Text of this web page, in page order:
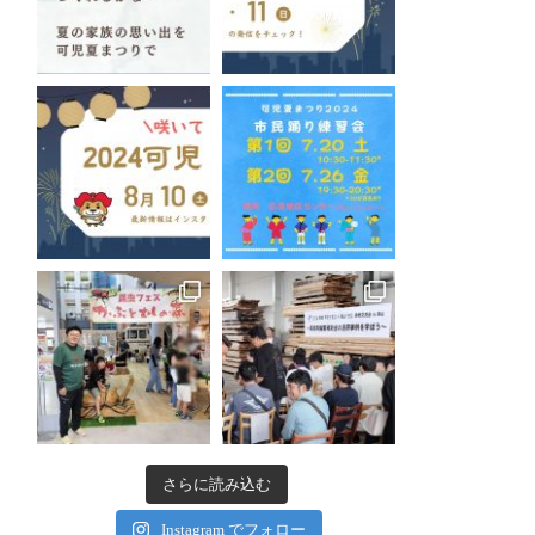
さらに読み込む
Instagram でフォロー